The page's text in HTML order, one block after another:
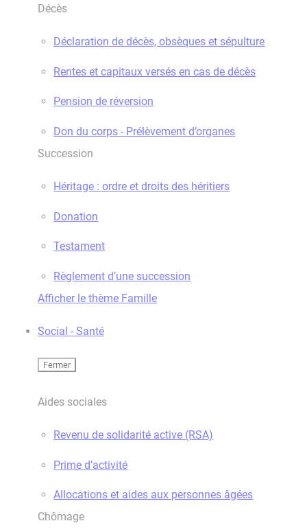
Décès
Déclaration de décès, obsèques et sépulture
Rentes et capitaux versés en cas de décès
Pension de réversion
Don du corps - Prélèvement d’organes
Succession
Héritage : ordre et droits des héritiers
Donation
Testament
Règlement d’une succession
Afficher le thème Famille
Social - Santé
Fermer
Aides sociales
Revenu de solidarité active (RSA)
Prime d’activité
Allocations et aides aux personnes âgées
Chômage